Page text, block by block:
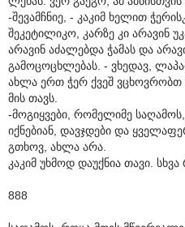
-შევამჩნიე, - კაკიმ ხელით
შეკეტილიკო, კარზე კი არავინ
არავინ აძალებდა ჭამას და
გამოცოცხლებას. - ვხედავ,
ახლა ერთ ჭერ ქვეშ ვცხოვრობთ
მის თავს.
-მოგიყვები, რომელიმე
იქნებიან, დავჯდები და
გთხოვ, ახლა არა.
კაკიმ უხმოდ დაუქნია თავი.
888